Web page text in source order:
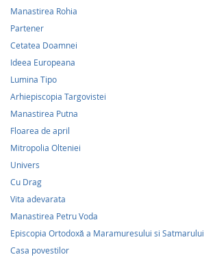
Manastirea Rohia
Partener
Cetatea Doamnei
Ideea Europeana
Lumina Tipo
Arhiepiscopia Targovistei
Manastirea Putna
Floarea de april
Mitropolia Olteniei
Univers
Cu Drag
Vita adevarata
Manastirea Petru Voda
Episcopia Ortodoxă a Maramuresului si Satmarului
Casa povestilor